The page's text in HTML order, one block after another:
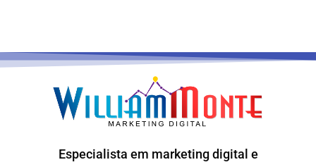
Especialista em marketing digital e